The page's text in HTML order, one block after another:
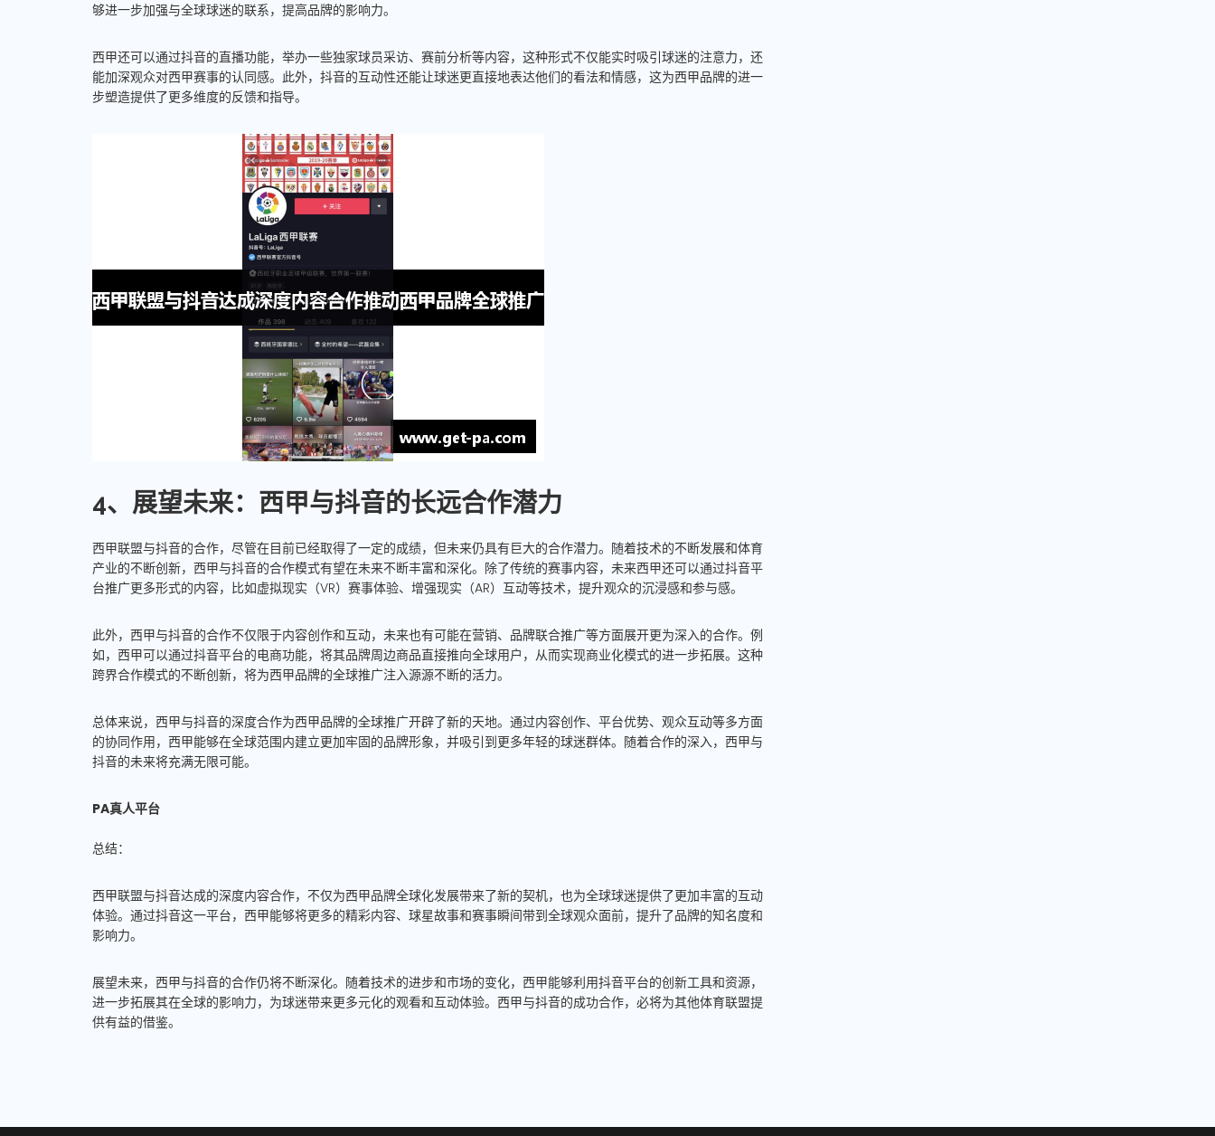
够进一步加强与全球球迷的联系，提高品牌的影响力。
西甲还可以通过抖音的直播功能，举办一些独家球员采访、赛前分析等内容，这种形式不仅能实时吸引球迷的注意力，还
能加深观众对西甲赛事的认同感。此外，抖音的互动性还能让球迷更直接地表达他们的看法和情感，这为西甲品牌的进一
步塑造提供了更多维度的反馈和指导。
4、展望未来：西甲与抖音的长远合作潜力
西甲联盟与抖音的合作，尽管在目前已经取得了一定的成绩，但未来仍具有巨大的合作潜力。随着技术的不断发展和体育
产业的不断创新，西甲与抖音的合作模式有望在未来不断丰富和深化。除了传统的赛事内容，未来西甲还可以通过抖音平
台推广更多形式的内容，比如虚拟现实（VR）赛事体验、增强现实（AR）互动等技术，提升观众的沉浸感和参与感。
此外，西甲与抖音的合作不仅限于内容创作和互动，未来也有可能在营销、品牌联合推广等方面展开更为深入的合作。例
如，西甲可以通过抖音平台的电商功能，将其品牌周边商品直接推向全球用户，从而实现商业化模式的进一步拓展。这种
跨界合作模式的不断创新，将为西甲品牌的全球推广注入源源不断的活力。
总体来说，西甲与抖音的深度合作为西甲品牌的全球推广开辟了新的天地。通过内容创作、平台优势、观众互动等多方面
的协同作用，西甲能够在全球范围内建立更加牢固的品牌形象，并吸引到更多年轻的球迷群体。随着合作的深入，西甲与
抖音的未来将充满无限可能。
PA真人平台
总结：
西甲联盟与抖音达成的深度内容合作，不仅为西甲品牌全球化发展带来了新的契机，也为全球球迷提供了更加丰富的互动
体验。通过抖音这一平台，西甲能够将更多的精彩内容、球星故事和赛事瞬间带到全球观众面前，提升了品牌的知名度和
影响力。
展望未来，西甲与抖音的合作仍将不断深化。随着技术的进步和市场的变化，西甲能够利用抖音平台的创新工具和资源，
进一步拓展其在全球的影响力，为球迷带来更多元化的观看和互动体验。西甲与抖音的成功合作，必将为其他体育联盟提
供有益的借鉴。